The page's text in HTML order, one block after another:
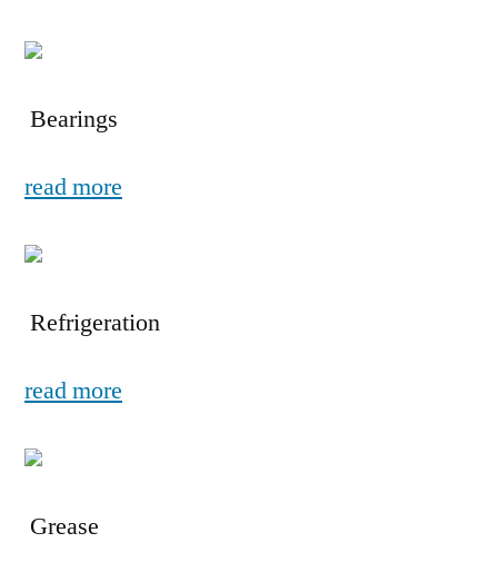
Bearings
read more
Refrigeration
read more
Grease